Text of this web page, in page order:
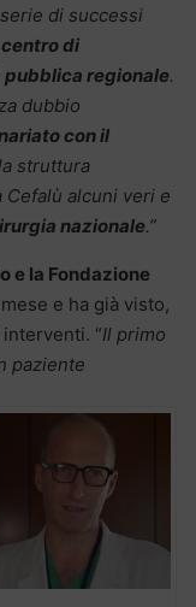
di successi
di
pubblica regionale.
dubbio
con il
struttura
Cefalù alcuni veri e
nazionale.”
e la Fondazione
e ha già visto,
“Il primo
paziente